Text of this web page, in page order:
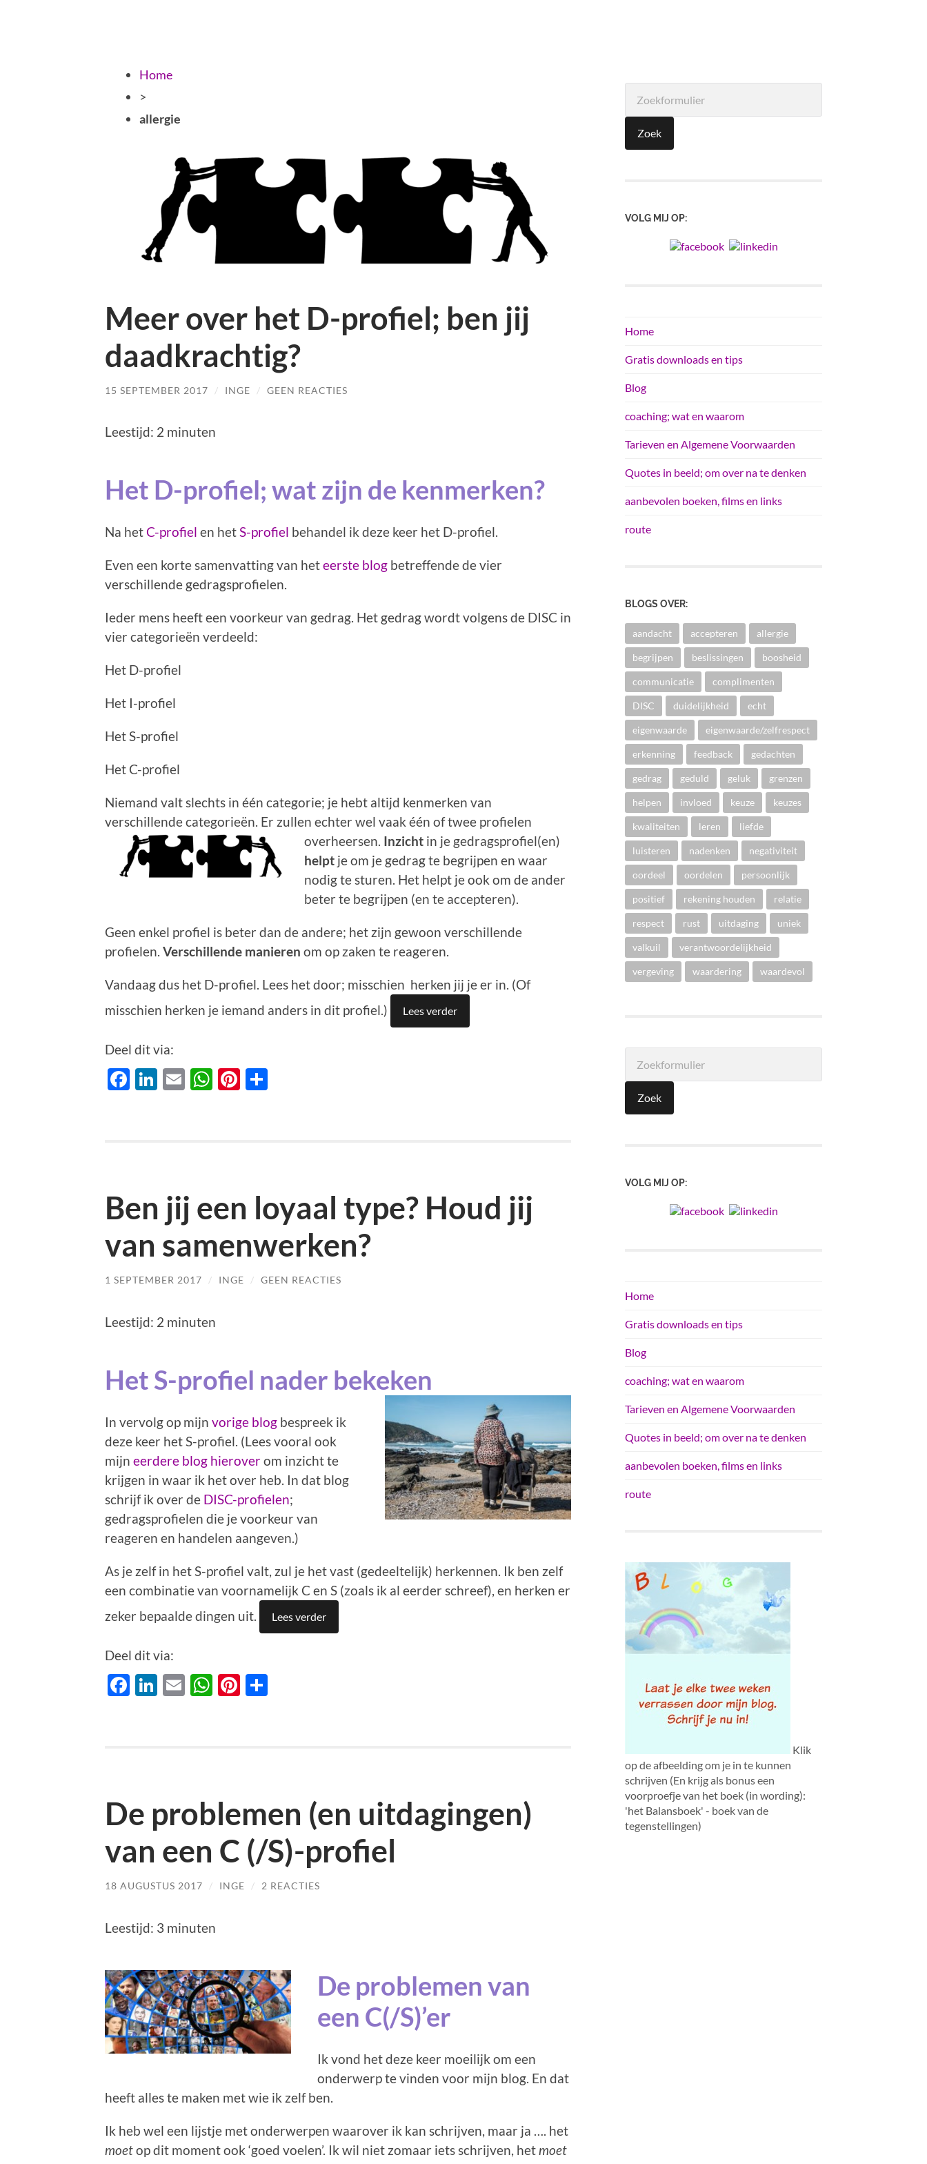
Home
>
allergie
Meer over het D-profiel; ben jij
daadkrachtig?
15 SEPTEMBER 2017 / INGE / GEEN REACTIES
Leestijd: 2 minuten
Het D-profiel; wat zijn de kenmerken?
Na hetC-profiel en hetS-profiel behandel ik deze keer het D-profiel.
Even een korte samenvatting van heteerste blog betreffende de vier
verschillende gedragsprofielen.
Ieder mens heeft een voorkeur van gedrag. Het gedrag wordt volgens de DISC in
vier categorieën verdeeld:
Het D-profiel
Het I-profiel
Het S-profiel
Het C-profiel
Niemand valt slechts in één categorie; je hebt altijd kenmerken van
verschillende categorieën. Er zullen echter wel vaak één of twee profielen
overheersen. Inzicht in je gedragsprofiel(en)
helpt je om je gedrag te begrijpen en waar
nodig te sturen. Het helpt je ook om de ander
beter te begrijpen (en te accepteren).
Geen enkel profiel is beter dan de andere; het zijn gewoon verschillende
profielen. Verschillende manieren om op zaken te reageren.
Vandaag dus het D-profiel. Lees het door; misschien herken jij je er in. (Of
misschien herken je iemand anders in dit profiel.)
Lees verder
Deel dit via:
Facebook
LinkedIn
EmailWhatsApp
Pinterest
Ben jij een loyaal type? Houd jij
van samenwerken?
1 SEPTEMBER 2017 / INGE / GEEN REACTIES
Leestijd: 2 minuten
Het S-profiel nader bekeken
In vervolg op mijn vorige blog bespreek ik
deze keer het S-profiel. (Lees vooral ook
mijn eerdere blog hieroverom inzicht te
krijgen in waar ik het over heb. In dat blog
schrijf ik over de DISC-profielen;
gedragsprofielen die je voorkeur van
reageren en handelen aangeven.)
As je zelf in het S-profiel valt, zul je het vast (gedeeltelijk) herkennen. Ik ben zelf
een combinatie van voornamelijk C en S (zoals ik al eerder schreef), en herken er
zeker bepaalde dingen uit.
Lees verder
Deel dit via:
Facebook
LinkedIn
EmailWhatsApp
Pinterest
De problemen (en uitdagingen)
van een C (/S)-profiel
18 AUGUSTUS 2017 / INGE / 2 REACTIES
Leestijd: 3 minuten
De problemen van
een C(/S)’er
Ik vond het deze keer moeilijk om een
onderwerp te vinden voor mijn blog. En dat
heeft alles te maken met wie ik zelf ben.
Ik heb wel een lijstje met onderwerpen waarover ik kan schrijven, maar ja …. het
moetop dit moment ook ‘goed voelen’. Ik wil niet zomaar iets schrijven, hetmoet
VOLG MIJ OP:
Home
Gratis downloads en tips
Blog
coaching; wat en waarom
Tarieven en Algemene Voorwaarden
Quotes in beeld; om over na te denken
aanbevolen boeken, films en links
route
BLOGS OVER:
aandacht accepteren allergie
begrijpen beslissingen boosheid
communicatie complimenten
DISC duidelijkheid echt
eigenwaarde eigenwaarde/zelfrespect
erkenning feedback gedachten
gedrag geduld geluk grenzen
helpen invloed keuze keuzes
kwaliteiten leren liefde
luisteren nadenken negativiteit
oordeel oordelen persoonlijk
positief rekening houden relatie
respect rust uitdaging uniek
valkuil verantwoordelijkheid
vergeving waardering waardevol
VOLG MIJ OP:
Home
Gratis downloads en tips
Blog
coaching; wat en waarom
Tarieven en Algemene Voorwaarden
Quotes in beeld; om over na te denken
aanbevolen boeken, films en links
route
Klik
op de afbeelding om je in te kunnen
schrijven (En krijg als bonus een
voorproefje van het boek (in wording):
'het Balansboek' - boek van de
tegenstellingen)